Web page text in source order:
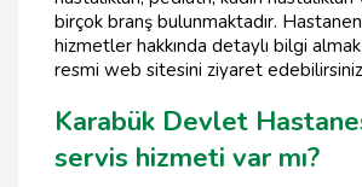
birçok branş bulunmaktadır.
hizmetler hakkında detaylı bilgi
resmi web sitesini ziyaret
Karabük Devlet
servis hizmeti var mı?